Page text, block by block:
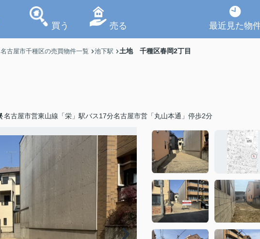
買う 売る 最近見た物
名古屋市千種区の売買物件一覧 池下駅 土地 千種区春岡2丁目
名古屋市営東山線「栄」駅バス17分名古屋市営「丸山本通」停歩2分